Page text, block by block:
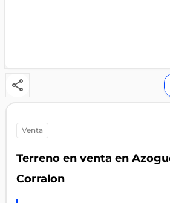
venta
Terreno en venta en
Corralon